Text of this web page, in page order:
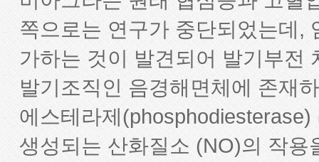
쪽으로는 연구가 중단되었는데,
가하는 것이 발견되어 발기부전
발기조직인 음경해면체에 존재
에스테라제
생성되는 산화질소 (NO)의 작